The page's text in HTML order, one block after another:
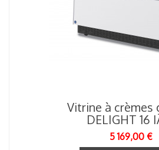
Vitrine à crèmes
DELIGHT 16
5 169,00 €